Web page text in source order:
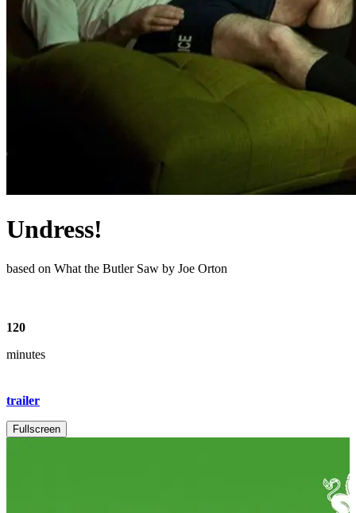
Undress!
based on What the Butler Saw by Joe Orton
120
minutes
trailer
Fullscreen